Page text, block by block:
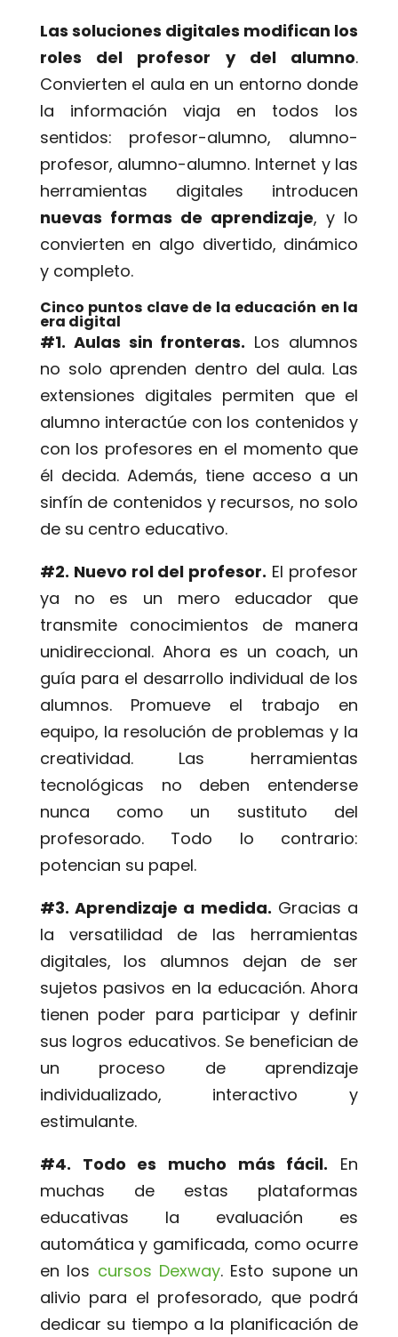
Las soluciones digitales modifican los
roles del profesor y del alumno.
Convierten el aula en un entorno donde
la información viaja en todos los
sentidos: profesor-alumno, alumno-
profesor, alumno-alumno. Internet y las
herramientas digitales introducen
nuevas formas de aprendizaje, y lo
convierten en algo divertido, dinámico
y completo.
Cinco puntos clave de la educación en la
era digital
#1. Aulas sin fronteras. Los alumnos
no solo aprenden dentro del aula. Las
extensiones digitales permiten que el
alumno interactúe con los contenidos y
con los profesores en el momento que
él decida. Además, tiene acceso a un
sinfín de contenidos y recursos, no solo
de su centro educativo.
#2. Nuevo rol del profesor. El profesor
ya no es un mero educador que
transmite conocimientos de manera
unidireccional. Ahora es un coach, un
guía para el desarrollo individual de los
alumnos. Promueve el trabajo en
equipo, la resolución de problemas y la
creatividad. Las herramientas
tecnológicas no deben entenderse
nunca como un sustituto del
profesorado. Todo lo contrario:
potencian su papel.
#3. Aprendizaje a medida. Gracias a
la versatilidad de las herramientas
digitales, los alumnos dejan de ser
sujetos pasivos en la educación. Ahora
tienen poder para participar y definir
sus logros educativos. Se benefician de
un proceso de aprendizaje
individualizado, interactivo y
estimulante.
#4. Todo es mucho más fácil. En
muchas de estas plataformas
educativas la evaluación es
automática y gamificada, como ocurre
en los cursos Dexway. Esto supone un
alivio para el profesorado, que podrá
dedicar su tiempo a la planificación de